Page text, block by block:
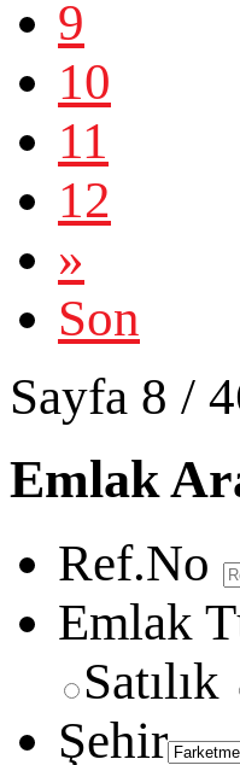
9
10
11
12
»
Son
Sayfa 8 /
Emlak
Ref.No
Emlak
Satılık
Şehir